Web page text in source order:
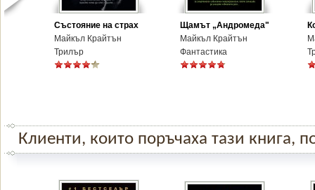
Състояние на страх
Майкъл Крайтън
Трилър
Щамът „Андромеда"
Майкъл Крайтън
Фантастика
Клиенти, които поръчаха тази книга,